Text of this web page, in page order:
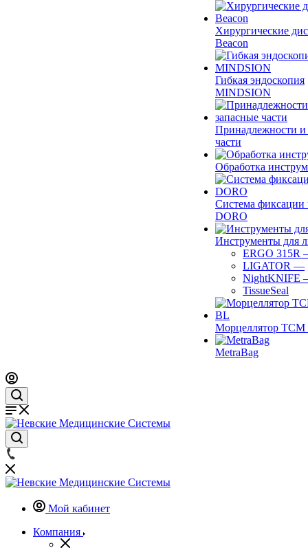
Хирургические
Beacon
Гибкая эндоскопия
MINDSION
Принадлежности и
части
Обработка
Система фиксации
DORO
Инструменты для
ERGO 315R
LIGATOR —
NightKNIFE
TissueSeal
Морцеллятор ТСМ
MetraBag
Мой кабинет
Компания